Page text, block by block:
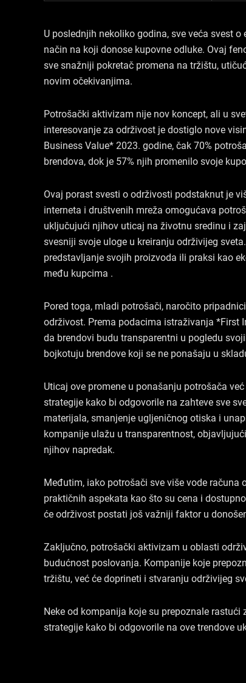
U poslednjih nekoliko godina, sve veća svest
način na koji donose kupovne odluke. Ovaj
sve snažniji pokretač promena na tržištu,
novim očekivanjima.
Potrošački aktivizam nije nov koncept, ali u
interesovanje za održivost je dostiglo nove
Business Value* 2023. godine, čak 70%
brendova, dok je 57% njih promenilo svoje
Ovaj porast svesti o održivosti podstaknut je
interneta i društvenih mreža omogućava
uključujući njihov uticaj na životnu sredinu i
svesniji svoje uloge u kreiranju održivijeg
predstavljanje svojih proizvoda ili praksi kao
među kupcima .
Pored toga, mladi potrošači, naročito
održivost. Prema podacima istraživanja *First
da brendovi budu transparentni u pogledu
bojkotuju brendove koji se ne ponašaju u
Uticaj ove promene u ponašanju potrošača
strategije kako bi odgovorile na zahteve sve
materijala, smanjenje ugljeničnog otiska i
kompanije ulažu u transparentnost,
njihov napredak.
Međutim, iako potrošači sve više vode
praktičnih aspekata kao što su cena i
će održivost postati još važniji faktor u
Zaključno, potrošački aktivizam u oblasti
budućnost poslovanja. Kompanije koje
tržištu, već će doprineti i stvaranju održivijeg
Neke od kompanija koje su prepoznale
strategije kako bi odgovorile na ove trendove